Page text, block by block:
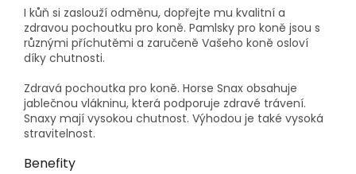
I kůň si zaslouží odměnu, dopřejte mu kvalitní a
zdravou pochoutku pro koně. Pamlsky pro koně jsou s
různými příchutěmi a zaručeně Vašeho koně osloví
díky chutnosti.
Zdravá pochoutka pro koně. Horse Snax obsahuje
jablečnou vlákninu, která podporuje zdravé trávení.
Snaxy mají vysokou chutnost. Výhodou je také vysoká
stravitelnost.
Benefity